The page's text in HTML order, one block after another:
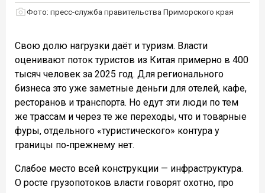
Фото: пресс-служба правительства Приморского края
Свою долю нагрузки даёт и туризм. Власти
оценивают поток туристов из Китая примерно в 400
тысяч человек за 2025 год. Для регионального
бизнеса это уже заметные деньги для отелей, кафе,
ресторанов и транспорта. Но едут эти люди по тем
же трассам и через те же переходы, что и товарные
фуры, отдельного «туристического» контура у
границы по‑прежнему нет.
Слабое место всей конструкции — инфраструктура.
О росте грузопотоков власти говорят охотно, про